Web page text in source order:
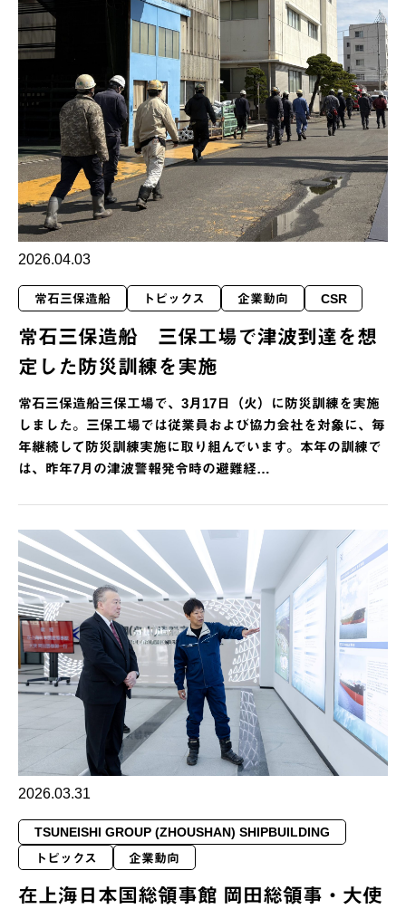
2026.04.03
常石三保造船 トピックス 企業動向 CSR
常石三保造船 三保工場で津波到達を想
定した防災訓練を実施
常石三保造船三保工場で、3月17日（火）に防災訓練を実施
しました。三保工場では従業員および協力会社を対象に、毎
年継続して防災訓練実施に取り組んでいます。本年の訓練で
は、昨年7月の津波警報発令時の避難経…
2026.03.31
TSUNEISHI GROUP (ZHOUSHAN) SHIPBUILDING
トピックス
企業動向
在上海日本国総領事館 岡田総領事・大使